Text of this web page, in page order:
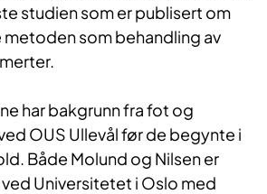
studien som er publisert om
metoden som behandling av
har bakgrunn fra fot og
OUS Ullevål før de begynte i
Både Molund og Nilsen er
Universitetet i Oslo med